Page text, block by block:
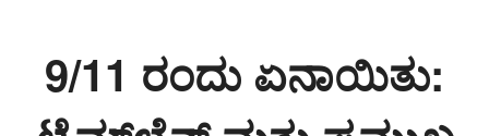
9/11 ರಂದು ಏನಾಯಿತು: